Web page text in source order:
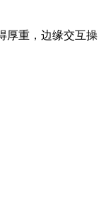
厚重，边缘交互操